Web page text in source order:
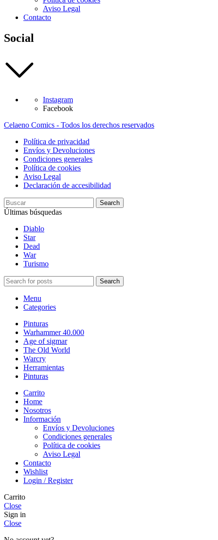
Aviso Legal
Contacto
Social
Instagram
Facebook
Celaeno Comics - Todos los derechos reservados
Política de privacidad
Envíos y Devoluciones
Condiciones generales
Política de cookies
Aviso Legal
Declaración de accesibilidad
Search
Últimas búsquedas
Diablo
Star
Dead
War
Turismo
Search
Menu
Categories
Pinturas
Warhammer 40.000
Age of sigmar
The Old World
Warcry
Herramientas
Pinturas
Carrito
Home
Nosotros
Información
Envíos y Devoluciones
Condiciones generales
Política de cookies
Aviso Legal
Contacto
Wishlist
Login / Register
Carrito
Close
Sign in
Close